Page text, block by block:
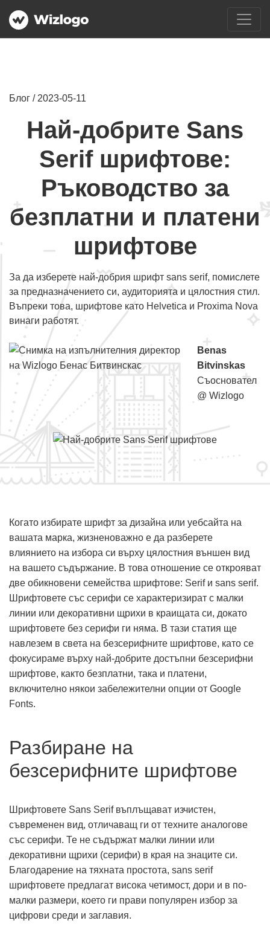
Блог / 2023-05-11
Най-добрите Sans
Serif шрифтове:
Ръководство за
безплатни и платени
шрифтове
За да изберете най-добрия шрифт sans serif, помислете
за предназначението си, аудиторията и цялостния стил.
Въпреки това, шрифтове като Helvetica и Proxima Nova
винаги работят.
Benas
Bitvinskas
Съосновател
@ Wizlogo
Когато избирате шрифт за дизайна или уебсайта на
вашата марка, жизненоважно е да разберете
влиянието на избора си върху цялостния външен вид
на вашето съдържание. В това отношение се открояват
две обикновени семейства шрифтове: Serif и sans serif.
Шрифтовете със серифи се характеризират с малки
линии или декоративни щрихи в краищата си, докато
шрифтовете без серифи ги няма. В тази статия ще
навлезем в света на безсерифните шрифтове, като се
фокусираме върху най-добрите достъпни безсерифни
шрифтове, както безплатни, така и платени,
включително някои забележителни опции от Google
Fonts.
Разбиране на
безсерифните шрифтове
Шрифтовете Sans Serif въплъщават изчистен,
съвременен вид, отличаващ ги от техните аналогове
със серифи. Те не съдържат малки линии или
декоративни щрихи (серифи) в края на знаците си.
Благодарение на тяхната простота, sans serif
шрифтовете предлагат висока четимост, дори и в по-
малки размери, което ги прави популярен избор за
цифрови среди и заглавия.